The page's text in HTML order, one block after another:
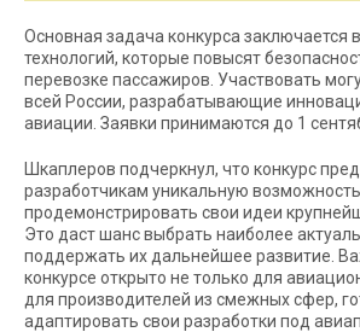
Основная задача конкурса заключается
технологий, которые повысят
перевозке пассажиров. Участвовать
всей России, разрабатывающие
авиации. Заявки принимаются до 1
Шкаплеров подчеркнул, что конкурс
разработчикам уникальную возможность
продемонстрировать свои идеи
Это даст шанс выбрать наиболее
поддержать их дальнейшее развитие.
конкурсе открыто не только для
для производителей из смежных сфер,
адаптировать свои разработки под